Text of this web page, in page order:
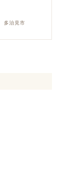
多治見市